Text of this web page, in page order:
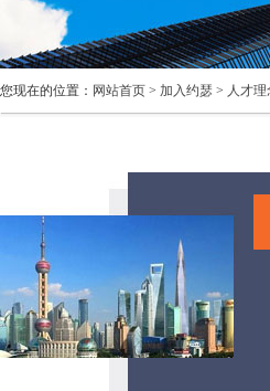
您现在的位置： 网站首页 > 加入约瑟 > 人才理